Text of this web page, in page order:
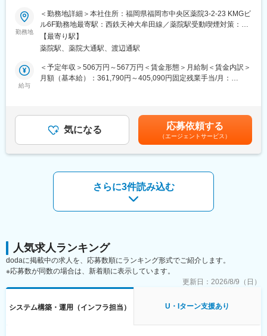
全員でスクラム開発を実施しています。
■働き方について：
・年休128日
・服装自由
・京都駅からたった9分、JR大津駅直結の好立地です。
■同社サービスについて：
企業が自社商品をWeb上で販売するECサイトを作るプラットフォ
ーム「aishipR（アイシップアール）」を提供しています。「カス
ことが特徴です。自社ECサイト内でギフトサービスを実施するこ
とも可能になるなど、ECサイト需要が高まる中、市場ニーズに合
わせて新サービスを開発し続けシェア率を高めています。
■おすすめPOINT
・客先常駐から脱却し、自社サービスに腰を据えて関われる環
境！業務理解×IT改善に深く関与できます◎
・将来は上流工程やベンダーコントロールに挑戦可能！
・残業月10時間程度＆基本夜間対応なしで働きやすさも両立◎
(3)基幹システム刷新プロジェクトの推進
・入社後は社内システムや業務フローの理解からスタート。
※開発は外部ベンダーが担当するため、ベンダーコントロールや進
行管理が中心です。
システム開発経験を活かしながら、上流工程やプロジェクト推進
に携われるポジションです。
・入社後1か月は各部署理解＋テクニカルマネージャーのOJTで実
務習得◎
・運用→業務改善→上流・ベンダー管理へ段階的に成長できます
・社内業務を横断的に理解し、IT戦略に関わる存在へ！
勤務地
＜勤務地詳細＞本社住所：福岡県福岡市中央区薬院3-2-23 KMGビ
ル6F勤務地最寄駅：西鉄天神大牟田線／薬院駅受動喫煙対策：屋
内全面禁煙変更の範囲：会社の定める事業所
【最寄り駅】
薬院駅、薬院大通駅、渡辺通駅
給与
＜予定年収＞506万円～567万円＜賃金形態＞月給制＜賃金内訳＞
月額（基本給）：361,790円～405,090円固定残業手当/月：
や能力などを総合的に考慮し、支給額を決定。■昇給：年1回（4
月）■賞与：年2回（7月・12月）※半期の評価に基づいて1か月～2
か月を支給賃金はあくまでも目安の金額であり、選考を通じて上
下する可能性があります。月給(月額)は固定手当を含めた表記で
気になる 応募依頼する
（エージェントサービス）
さらに3件読み込む
人気求人ランキング
dodaに掲載中の求人を、応募数順にランキング形式でご紹介します。
※応募数が同数の場合は、新着順に表示しています。
更新日： 2026/8/9（日）
システム構築・運用（インフラ担当） U・Iターン支援あり